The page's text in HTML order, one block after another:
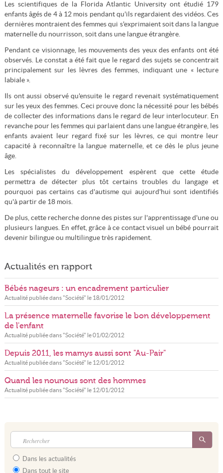
Les scientifiques de la Florida Atlantic University ont étudié 179
enfants âgés de 4 à 12 mois pendant qu'ils regardaient des vidéos. Ces
dernières montraient des femmes qui s'exprimaient soit dans la langue
maternelle du nourrisson, soit dans une langue étrangère.
Pendant ce visionnage, les mouvements des yeux des enfants ont été
observés. Le constat a été fait que le regard des sujets se concentrait
principalement sur les lèvres des femmes, indiquant une « lecture
labiale ».
Ils ont aussi observé qu'ensuite le regard revenait systématiquement
sur les yeux des femmes. Ceci prouve donc la nécessité pour les bébés
de collecter des informations dans le regard de leur interlocuteur. En
revanche pour les femmes qui parlaient dans une langue étrangère, les
enfants avaient leur regard fixé sur les lèvres, ce qui montre leur
capacité à reconnaître la langue maternelle, et ce dès le plus jeune
âge.
Les spécialistes du développement espèrent que cette étude
permettra de détecter plus tôt certains troubles du langage et
pourquoi pas certains cas d'autisme qui aujourd'hui sont identifiés
qu'à partir de 18 mois.
De plus, cette recherche donne des pistes sur l'apprentissage d'une ou
plusieurs langues. En effet, grâce à ce contact visuel un bébé pourrait
devenir bilingue ou multilingue très rapidement.
Actualités en rapport
Bébés nageurs : un encadrement particulier
Actualité publiée dans "Société" le 18/01/2012
La présence maternelle favorise le bon développement
de l'enfant
Actualité publiée dans "Société" le01/02/2012
Depuis 2011, les mamys aussi sont "Au-Pair"
Actualité publiée dans "Société" le 12/01/2012
Quand les nounous sont des hommes
Actualité publiée dans "Société" le 12/01/2012
Dans les actualités
Dans tout le site